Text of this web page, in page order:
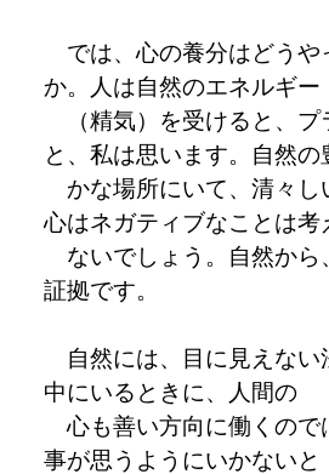
では、心の養分はどうや
か。人は自然のエネルギー
（精気）を受けると、プ
と、私は思います。自然の
かな場所にいて、清々し
心はネガティブなことは考
ないでしょう。自然から
証拠です。
自然には、目に見えない
中にいるときに、人間の
心も善い方向に働くの
事が思うようにいかないと